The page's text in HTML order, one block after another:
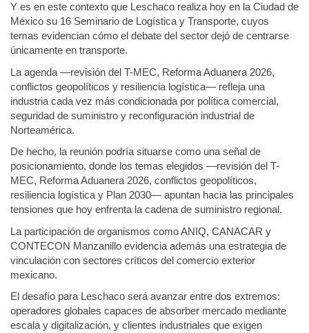
Y es en este contexto que Leschaco realiza hoy en la Ciudad de
México su 16 Seminario de Logística y Transporte, cuyos
temas evidencian cómo el debate del sector dejó de centrarse
únicamente en transporte.
La agenda —revisión del T-MEC, Reforma Aduanera 2026,
conflictos geopolíticos y resiliencia logística— refleja una
industria cada vez más condicionada por política comercial,
seguridad de suministro y reconfiguración industrial de
Norteamérica.
De hecho, la reunión podría situarse como una señal de
posicionamiento, donde los temas elegidos —revisión del T-
MEC, Reforma Aduanera 2026, conflictos geopolíticos,
resiliencia logística y Plan 2030— apuntan hacia las principales
tensiones que hoy enfrenta la cadena de suministro regional.
La participación de organismos como ANIQ, CANACAR y
CONTECON Manzanillo evidencia además una estrategia de
vinculación con sectores críticos del comercio exterior
mexicano.
El desafío para Leschaco será avanzar entre dos extremos:
operadores globales capaces de absorber mercado mediante
escala y digitalización, y clientes industriales que exigen